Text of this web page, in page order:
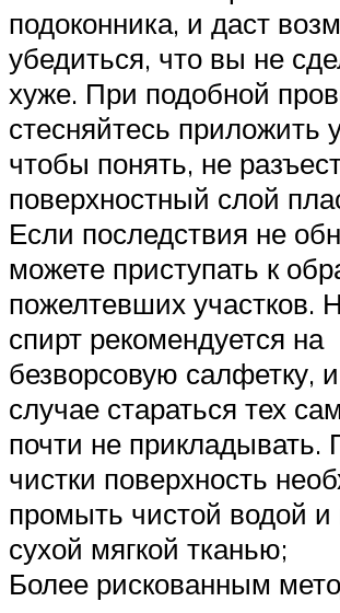
подоконника, и даст
убедиться, что вы не
хуже. При подобной
стесняйтесь приложить
чтобы понять, не
поверхностный слой
Если последствия не
можете приступать к
пожелтевших участков.
спирт рекомендуется на
безворсовую салфетку,
случае стараться тех
почти не прикладывать.
чистки поверхность
промыть чистой водой и
сухой мягкой тканью;
Более рискованным